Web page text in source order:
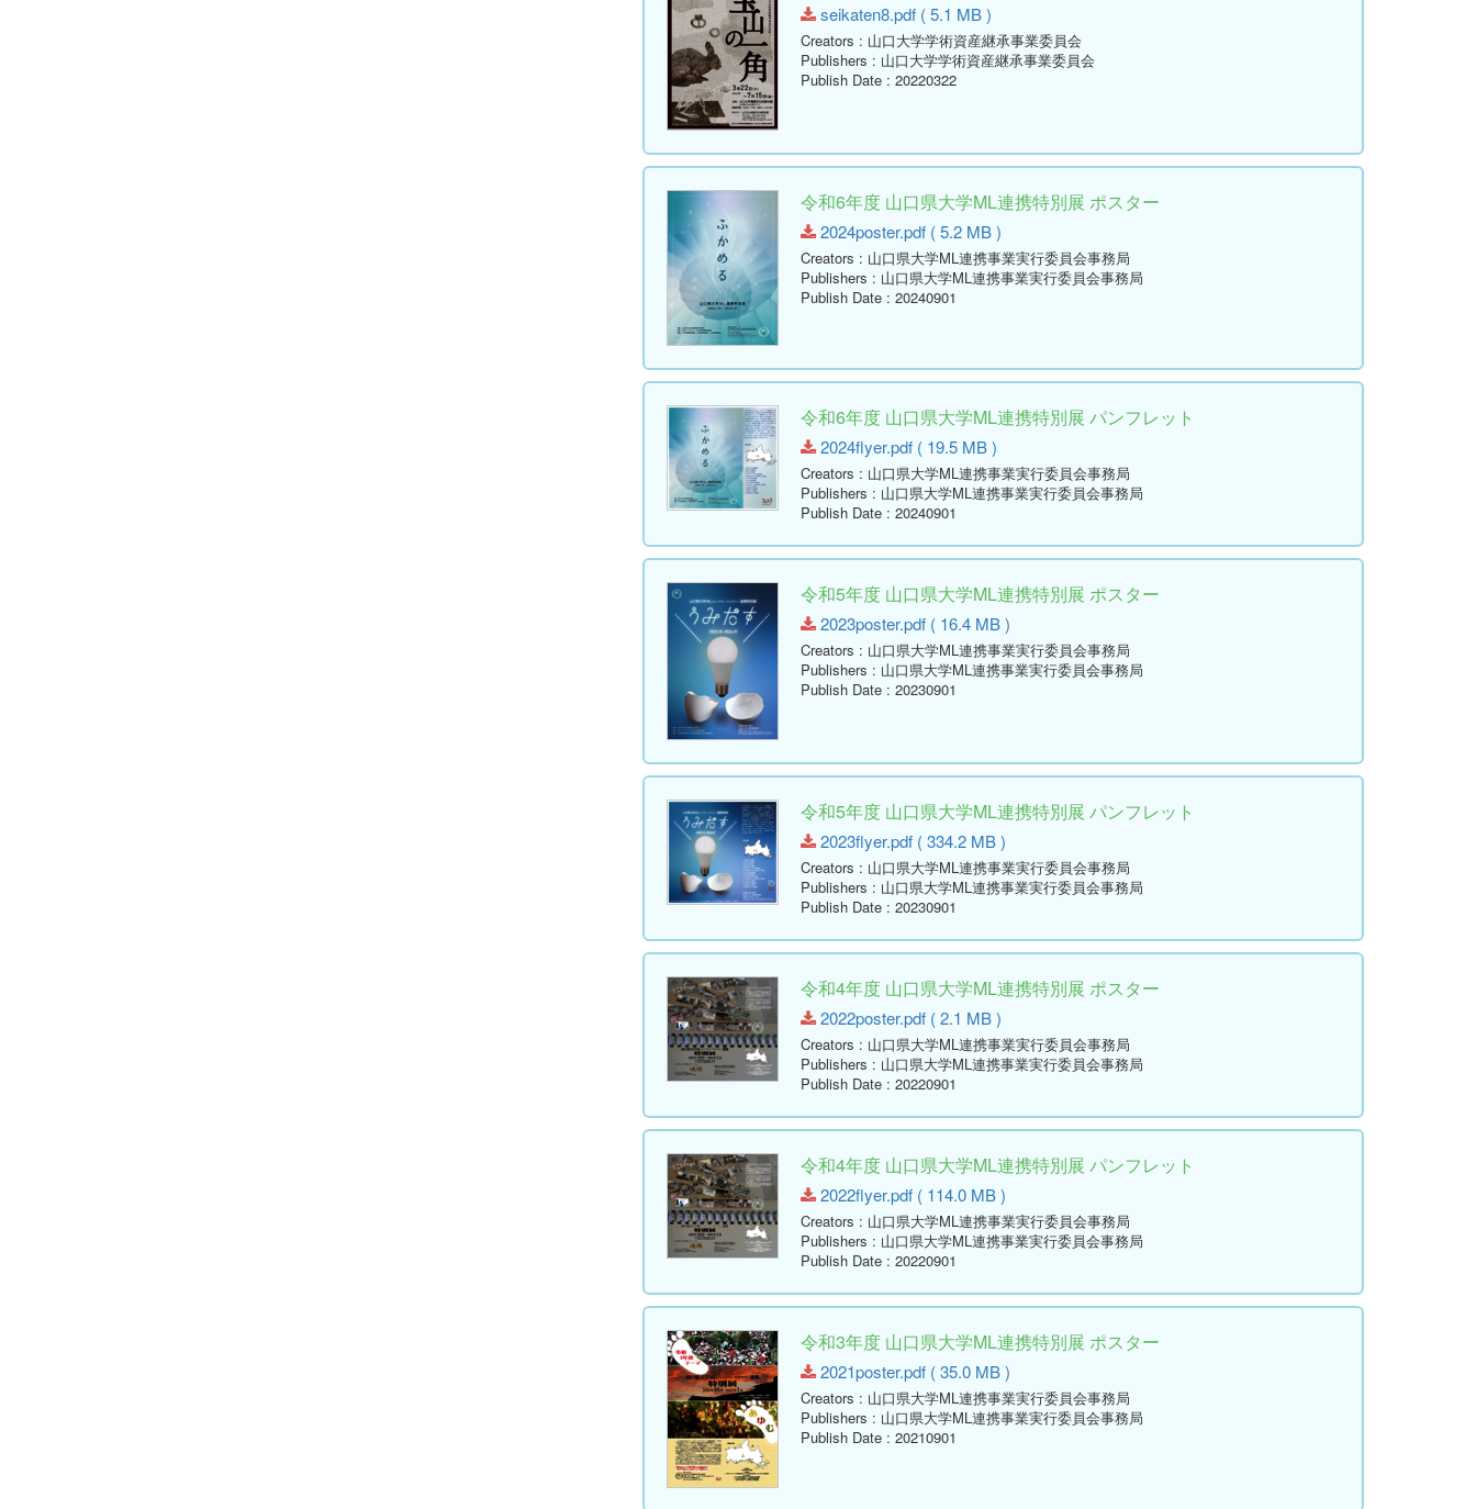
seikaten8.pdf ( 5.1 MB )
Creators : 山口大学学術資産継承事業委員会
Publishers : 山口大学学術資産継承事業委員会
Publish Date : 20220322
令和6年度 山口県大学ML連携特別展 ポスター
2024poster.pdf ( 5.2 MB )
Creators : 山口県大学ML連携事業実行委員会事務局
Publishers : 山口県大学ML連携事業実行委員会事務局
Publish Date : 20240901
令和6年度 山口県大学ML連携特別展 パンフレット
2024flyer.pdf ( 19.5 MB )
Creators : 山口県大学ML連携事業実行委員会事務局
Publishers : 山口県大学ML連携事業実行委員会事務局
Publish Date : 20240901
令和5年度 山口県大学ML連携特別展 ポスター
2023poster.pdf ( 16.4 MB )
Creators : 山口県大学ML連携事業実行委員会事務局
Publishers : 山口県大学ML連携事業実行委員会事務局
Publish Date : 20230901
令和5年度 山口県大学ML連携特別展 パンフレット
2023flyer.pdf ( 334.2 MB )
Creators : 山口県大学ML連携事業実行委員会事務局
Publishers : 山口県大学ML連携事業実行委員会事務局
Publish Date : 20230901
令和4年度 山口県大学ML連携特別展 ポスター
2022poster.pdf ( 2.1 MB )
Creators : 山口県大学ML連携事業実行委員会事務局
Publishers : 山口県大学ML連携事業実行委員会事務局
Publish Date : 20220901
令和4年度 山口県大学ML連携特別展 パンフレット
2022flyer.pdf ( 114.0 MB )
Creators : 山口県大学ML連携事業実行委員会事務局
Publishers : 山口県大学ML連携事業実行委員会事務局
Publish Date : 20220901
令和3年度 山口県大学ML連携特別展 ポスター
2021poster.pdf ( 35.0 MB )
Creators : 山口県大学ML連携事業実行委員会事務局
Publishers : 山口県大学ML連携事業実行委員会事務局
Publish Date : 20210901